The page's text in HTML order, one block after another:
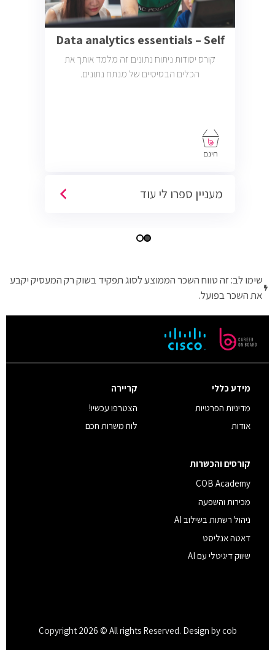
Data analytics essentials – Self
קורס יסודות ניתוח נתונים זה מלמד אותך את
הכלים הבסיסיים של מנתח נתונים.
חינם
מעניין ספרו לי עוד
שימו לב: זה טווח השכר הממוצע לסוג תפקיד בשוק רק המעסיק יקבע
את השכר בפועל.
מידע כללי
מדיניות הפרטיות
אודות
קריירה
הצטרפו עכשיו!
לוח משרות חכם
קורסים והכשרות
COB Academy
מכירות והשפעה
ניהול רשתות בשילוב AI
דאטה אנליסט
שיווק דיגיטלי עם AI
Copyright 2026 © All rights Reserved. Design by cob